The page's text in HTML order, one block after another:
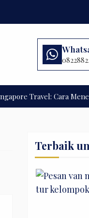
Travel: Cara
Terbaik